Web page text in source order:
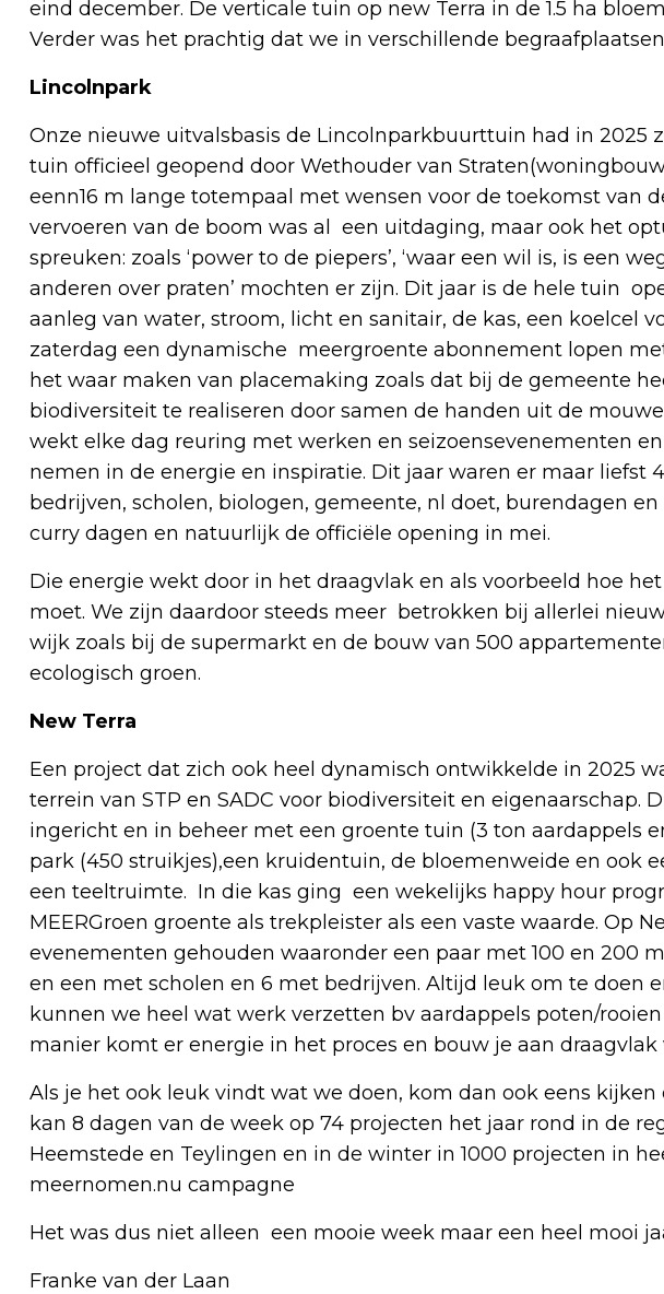
eind december. De verticale tuin op new Terra in de 1.5 ha
Verder was het prachtig dat we in verschillende
Lincolnpark
Onze nieuwe uitvalsbasis de Lincolnparkbuurttuin had in 2025
tuin officieel geopend door Wethouder van
eenn16 m lange totempaal met wensen voor de toekomst van
vervoeren van de boom was al een uitdaging, maar ook het
spreuken: zoals ‘power to de piepers’, ‘waar een wil is, is een
anderen over praten’ mochten er zijn. Dit jaar is de hele tuin
aanleg van water, stroom, licht en sanitair, de kas, een koelcel
zaterdag een dynamische meergroente abonnement lopen
het waar maken van placemaking zoals dat bij de gemeente
biodiversiteit te realiseren door samen de handen uit de
wekt elke dag reuring met werken en seizoensevenementen
nemen in de energie en inspiratie. Dit jaar waren er maar liefst
bedrijven, scholen, biologen, gemeente, nl doet, burendagen
curry dagen en natuurlijk de officiële opening in mei.
Die energie wekt door in het draagvlak en als voorbeeld hoe
moet. We zijn daardoor steeds meer betrokken bij allerlei
wijk zoals bij de supermarkt en de bouw van 500
ecologisch groen.
New Terra
Een project dat zich ook heel dynamisch ontwikkelde in 2025
terrein van STP en SADC voor biodiversiteit en eigenaarschap.
ingericht en in beheer met een groente tuin (3 ton aardappels
park (450 struikjes),een kruidentuin, de bloemenweide en ook
een teeltruimte. In die kas ging een wekelijks happy hour
MEERGroen groente als trekpleister als een vaste waarde. Op
evenementen gehouden waaronder een paar met 100 en 200
en een met scholen en 6 met bedrijven. Altijd leuk om te doen
kunnen we heel wat werk verzetten bv aardappels poten/
manier komt er energie in het proces en bouw je aan
Als je het ook leuk vindt wat we doen, kom dan ook eens kijken
kan 8 dagen van de week op 74 projecten het jaar rond in de
Heemstede en Teylingen en in de winter in 1000 projecten in
meernomen.nu campagne
Het was dus niet alleen een mooie week maar een heel mooi
Franke van der Laan